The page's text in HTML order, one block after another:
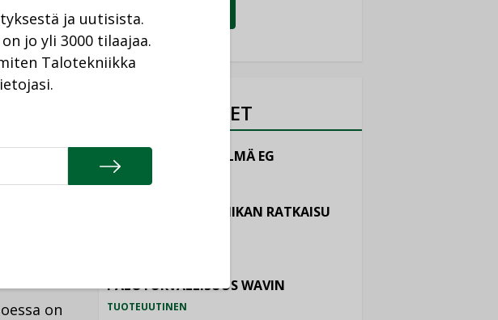
tarvitaan,
ole olleet
on
KATSO KAIKKI
TUOTEUUTISET
HALLINTAJÄRJESTELMÄ EG
TUOTEUUTINEN
ILMASTOINTITEKNIIKAN RATKAISU
PALOTURVALLISUUS WAVIN
TUOTEUUTINEN
ja uutisista.
jo yli 3000 tilaajaa.
Talotekniikka